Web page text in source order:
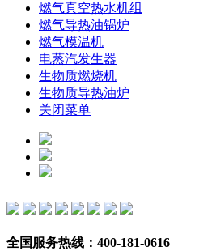
燃气真空热水机组
燃气导热油锅炉
燃气模温机
电蒸汽发生器
生物质燃烧机
生物质导热油炉
关闭菜单
全国服务热线：400-181-0616